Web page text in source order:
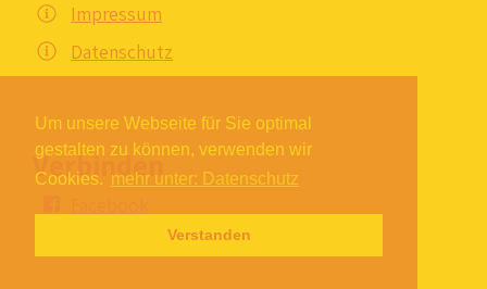
Um unsere Webseite für Sie optimal
gestalten zu können, verwenden wir
Cookies. mehr unter: Datenschutz
Verstanden
Impressum
Datenschutz
Verbinden